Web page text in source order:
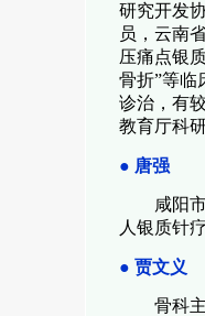
研究开发
员，云南
压痛点银
骨折”等临
诊治，有
教育厅科
● 唐强
咸阳
人银质针
● 贾文义
骨科